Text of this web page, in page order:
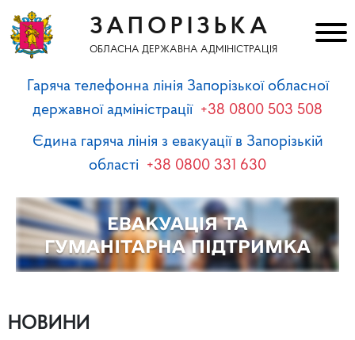
ЗАПОРІЗЬКА
ОБЛАСНА ДЕРЖАВНА АДМІНІСТРАЦІЯ
Гаряча телефонна лінія Запорізької обласної
державної адміністрації +38 0800 503 508
Єдина гаряча лінія з евакуації в Запорізькій
області +38 0800 331 630
НОВИНИ